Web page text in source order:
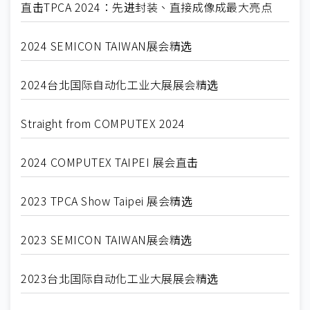
直击TPCA 2024：先进封装、直接成像成最大亮点
2024 SEMICON TAIWAN展会精选
2024台北国际自动化工业大展展会精选
Straight from COMPUTEX 2024
2024 COMPUTEX TAIPEI 展会直击
2023 TPCA Show Taipei 展会精选
2023 SEMICON TAIWAN展会精选
2023台北国际自动化工业大展展会精选